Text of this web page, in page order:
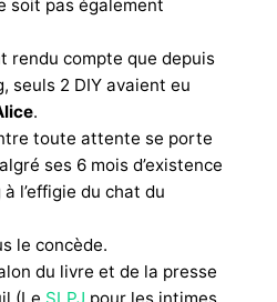
soit pas également
rendu compte que depuis
seuls 2 DIY avaient eu
.
toute attente se porte
ses 6 mois d’existence
l’effigie du chat du
le concède.
du livre et de la presse
(Le SLPJ pour les intimes